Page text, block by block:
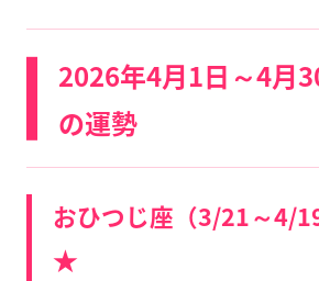
2026年4月1日～4月
の運勢
おひつじ座（3/21～
★